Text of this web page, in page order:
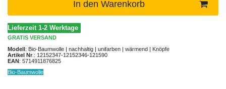
In den Warenkorb
Lieferzeit 1-2 Werktage
GRATIS VERSAND
Modell: Bio-Baumwolle | nachhaltig | unifarben | wärmend | Knöpfe
Artikel Nr .: 12152347-12152346-121590
EAN: 5714911876825
Bio-Baumwolle